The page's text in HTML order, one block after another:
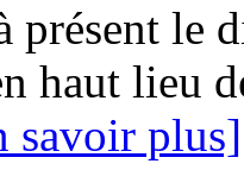
présent le
haut lieu
savoir plus]